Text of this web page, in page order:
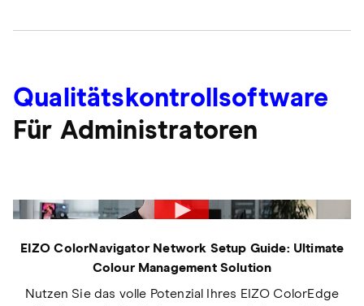
Qualitätskontrollsoftware
Für Administratoren
EIZO ColorNavigator Network Setup Guide: Ultimate
Colour Management Solution
Nutzen Sie das volle Potenzial Ihres EIZO ColorEdge